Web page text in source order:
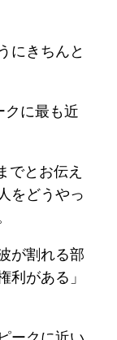
にきちんと
クに最も近
でとお伝え
をどうやっ
が割れる部
利がある」